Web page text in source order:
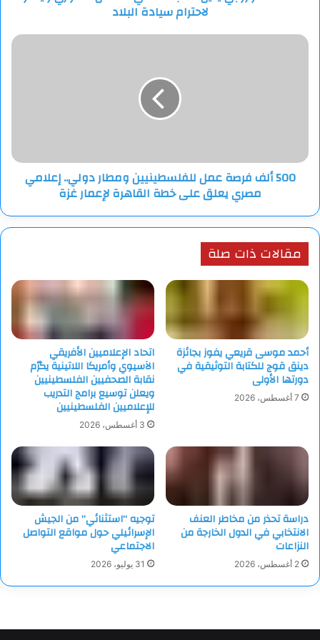
لاحترام سيادة البلاد
500
مصري
يعلق
القاهرة
غزة
500 ألف فرصة عمل للفلسطينيين ومطار دولي.. إعلامي
مصري يعلق على خطة القاهرة لإعمار غزة
مقالات ذات صلة
أحمد موسى قريعي يفوز بجائزة
دينق قوج للكتابة التوثيقية في
دورتها الأولى
7 أغسطس، 2026
اتحاد الإعلاميين الأفريقي
الآسيوي وأمريكا اللاتينية يكرّم
نقابة الصحفيين الفلسطينيين
ويعلن توسيع برامج التدريب
للإعلاميين الفلسطينيين
3 أغسطس، 2026
دراسة تحذر من مخاطر العنف
الانتخابي في الدول الخارجة من
النزاعات
2 أغسطس، 2026
توجيه “استثنائي” من الجيش
الإسرائيلي حول مواقع التواصل
الاجتماعي
31 يوليو، 2026